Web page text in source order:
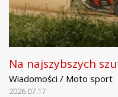
Na najszybszych
Wiadomości / Moto sport
2026.07.17